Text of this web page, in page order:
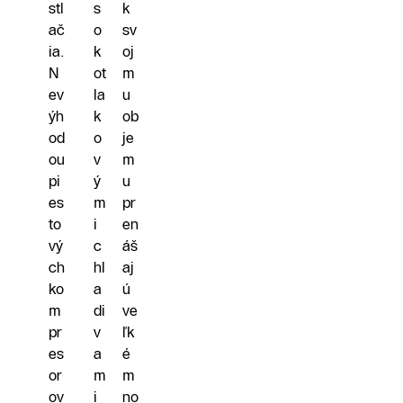
stl
ač
ia.
N
ev
ýh
od
ou
pi
es
to
vý
ch
ko
m
pr
es
or
ov
s
o
k
ot
la
k
o
v
ý
m
i
c
hl
a
di
v
a
m
i
k
sv
oj
m
u
ob
je
m
u
pr
en
áš
aj
ú
ve
ľk
é
m
no